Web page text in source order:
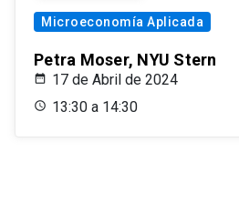
Microeconomía Aplicada
Petra Moser, NYU Stern
17 de Abril de 2024
13:30 a 14:30